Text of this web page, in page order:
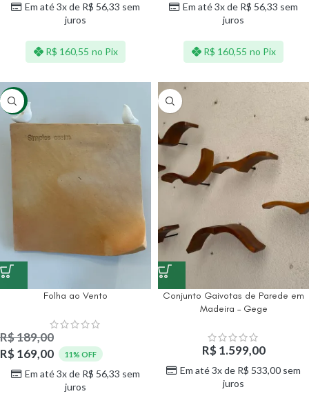
Em até 3x de R$ 56,33 sem
juros
R$ 160,55 no Pix
Em até 3x de R$ 56,33 sem
juros
R$ 160,55 no Pix
-11%
Folha ao Vento
R$189,00
R$169,00 11% OFF
Em até 3x de R$ 56,33 sem
juros
Conjunto Gaivotas de Parede em
Madeira – Gege
R$1.599,00
Em até 3x de R$ 533,00sem
juros